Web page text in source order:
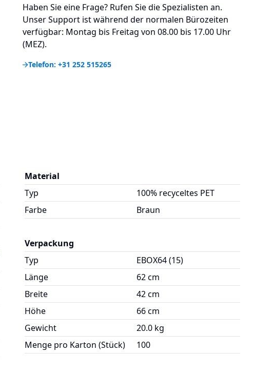
Haben Sie eine Frage? Rufen Sie die Spezialisten an.
Unser Support ist während der normalen Bürozeiten
verfügbar: Montag bis Freitag von 08.00 bis 17.00 Uhr
(MEZ).
Telefon: +31 252 515265
Material
Typ
100% recyceltes PET
Farbe
Braun
Verpackung
Typ
EBOX64 (15)
Länge
62 cm
Breite
42 cm
Höhe
66 cm
Gewicht
20.0 kg
Menge pro Karton (Stück)
100